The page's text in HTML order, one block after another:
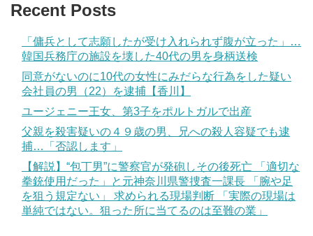
Recent Posts
「傭兵として志願したが受け入れられず腹が立った」…
韓国兵務庁の施設を壊した40代の男を身柄送検
同意がないのに10代の女性にみだらな行為をした疑い
会社員の男（22）を逮捕【香川】
ユージェニー王女、第3子をポルトガルで出産
父親を殺害疑いの４９歳の男、兄への殺人容疑でも逮
捕…「否認します」
【解説】“包丁男”に警察官が発砲しその後死亡 「適切な
拳銃使用だった」と元神奈川県警捜査一課長 「腕や足
を狙う規定ない」 求められる現場判断 「実際の現場は
単純ではない。狙った所に当てるのは至難の業」